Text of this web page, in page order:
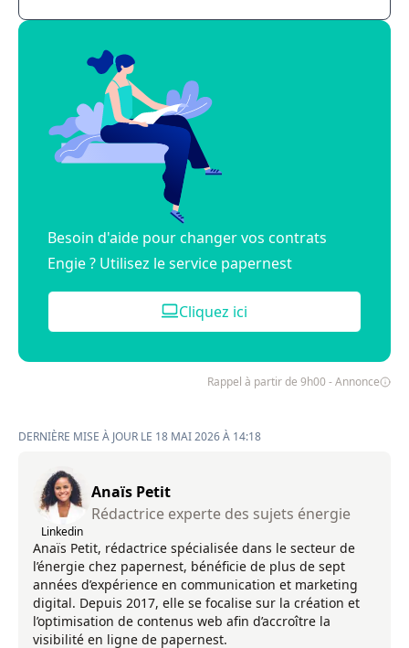
Besoin d'aide pour changer vos contrats
Engie ? Utilisez le service papernest
Cliquez ici
Rappel à partir de 9h00 - Annonce
DERNIÈRE MISE À JOUR LE 18 MAI 2026 À 14:18
Linkedin
Anaïs Petit
Rédactrice experte des sujets énergie
Anaïs Petit, rédactrice spécialisée dans le secteur de
l’énergie chez papernest, bénéficie de plus de sept
années d’expérience en communication et marketing
digital. Depuis 2017, elle se focalise sur la création et
l’optimisation de contenus web afin d’accroître la
visibilité en ligne de papernest.